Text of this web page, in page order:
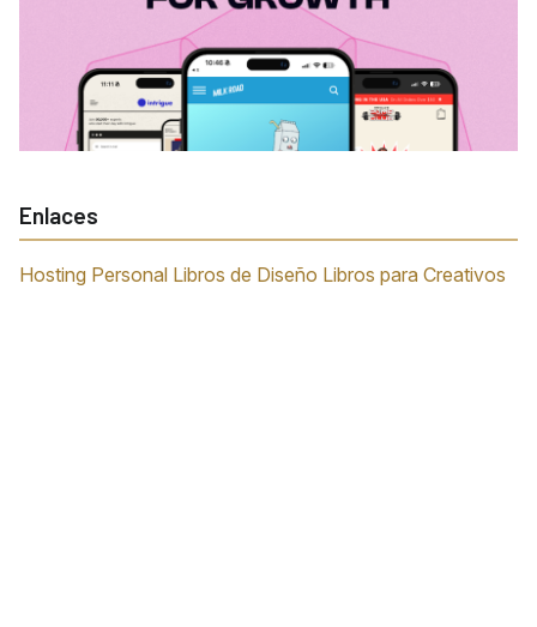
Enlaces
Hosting Personal Libros de Diseño Libros para Creativos